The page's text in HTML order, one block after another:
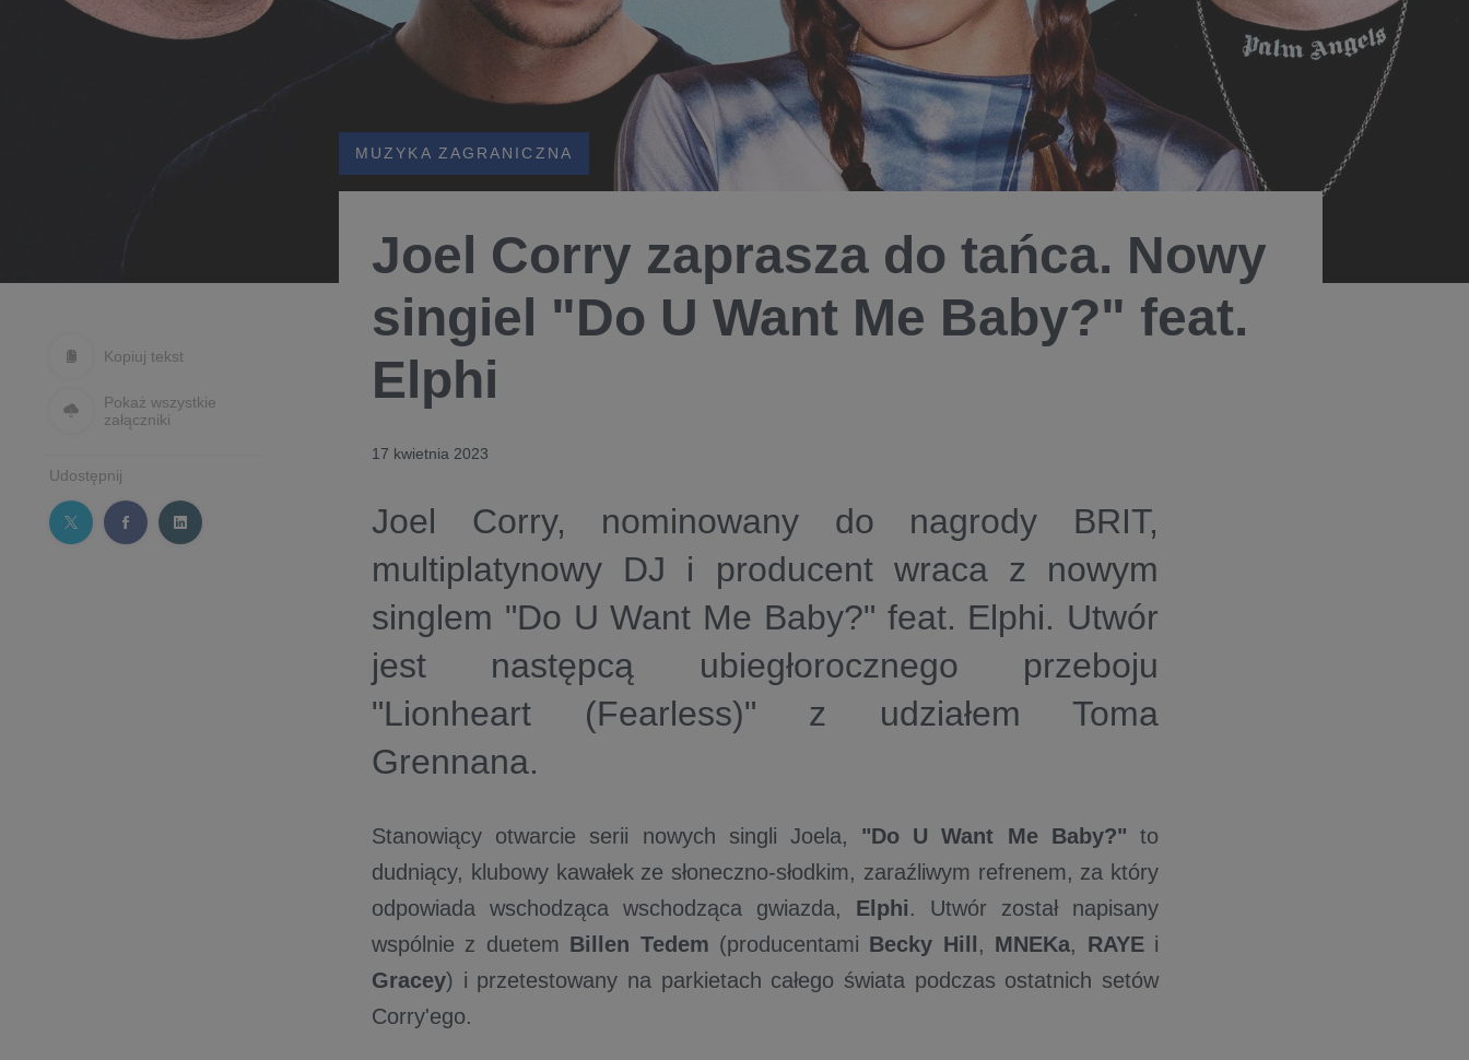
Kopiuj tekst
Pokaż wszystkie
załączniki
Udostępnij
MUZYKA ZAGRANICZNA
Joel Corry zaprasza do tańca. Nowy
singiel "Do U Want Me Baby?" feat.
Elphi
17 kwietnia 2023
Joel Corry, nominowany do nagrody BRIT,
multiplatynowy DJ i producent wraca z nowym
singlem "Do U Want Me Baby?" feat. Elphi. Utwór
jest następcą ubiegłorocznego przeboju
"Lionheart (Fearless)" z udziałem Toma
Grennana.
Stanowiący otwarcie serii nowych singli Joela, "Do U Want Me Baby?" to
dudniący, klubowy kawałek ze słoneczno-słodkim, zaraźliwym refrenem, za który
odpowiada wschodząca wschodząca gwiazda, Elphi. Utwór został napisany
wspólnie z duetem Billen Tedem (producentami Becky Hill , MNEKa, RAYEi
Gracey) i przetestowany na parkietach całego świata podczas ostatnich setów
Corry'ego.